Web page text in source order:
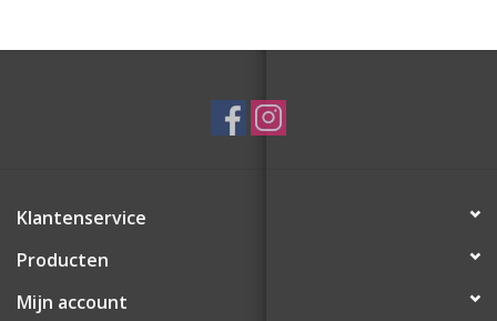
Klantenservice
Producten
Mijn account